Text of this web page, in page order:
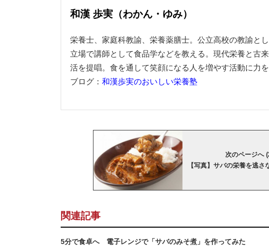
和漢 歩実（わかん・ゆみ）
栄養士、家庭科教諭、栄養薬膳士。公立高校の教諭と
立場で講師として食品学などを教える。現代栄養と古
活を提唱。食を通して笑顔になる人を増やす活動に力を
ブログ： 和漢歩実のおいしい栄養塾
次のページへ
【写真】サバの栄養を逃さ
関連記事
5分で食卓へ 電子レンジで「サバのみそ煮」を作ってみた